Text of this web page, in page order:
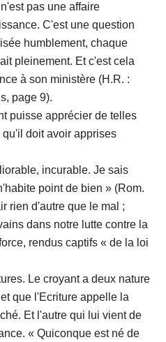
pas une affaire
C'est une question
humblement, chaque
pleinement. Et c'est cela
à son ministère (H.R. :
page 9).
puisse apprécier de telles
doit avoir apprises
incurable. Je sais
point de bien » (Rom.
rien d'autre que le mal ;
dans notre lutte contre la
rendus captifs « de la loi
Le croyant a deux nature
que l'Ecriture appelle la
Et l'autre qui lui vient de
« Quiconque est né de